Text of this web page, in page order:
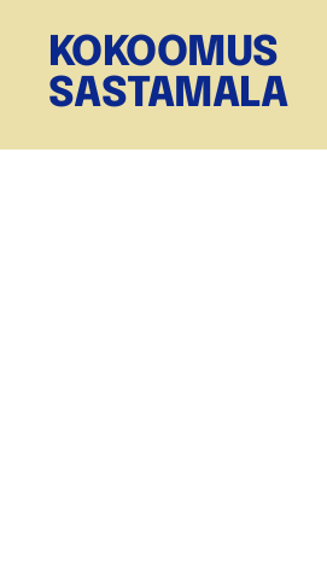
KOKOOMUS
SASTAMALA